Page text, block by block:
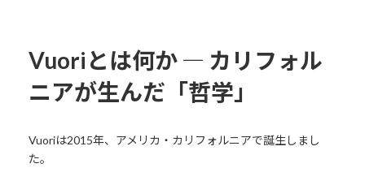
Vuoriとは何か ― カリフォル
ニアが生んだ「哲学」
Vuoriは2015年、アメリカ・カリフォルニアで誕生しまし
た。